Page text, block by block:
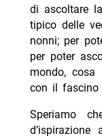
di ascoltare
tipico delle
nonni; per
per poter
mondo, cosa
con il fascino
Speriamo